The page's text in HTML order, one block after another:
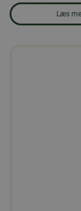
Læs